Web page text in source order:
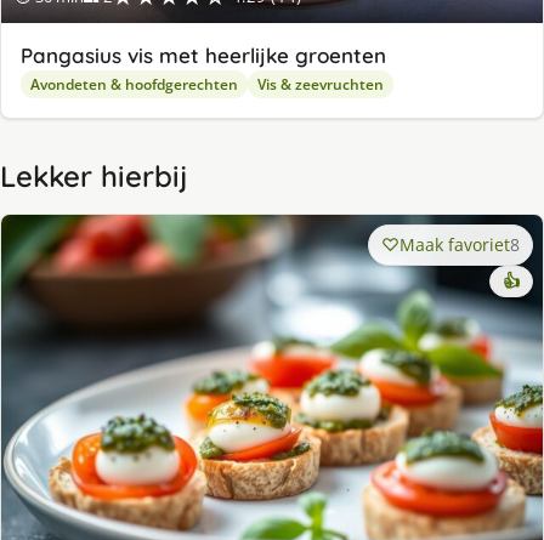
Pangasius vis met heerlijke groenten
Avondeten & hoofdgerechten Vis & zeevruchten
Lekker hierbij
Maak favoriet8
👍